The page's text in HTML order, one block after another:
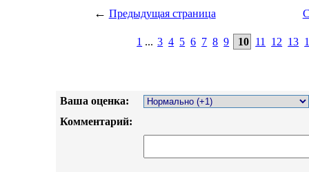
← Предыдущая страница
1 ... 3 4 5 6 7 8 9 10 11 12 13
Ваша оценка:
Комментарий: